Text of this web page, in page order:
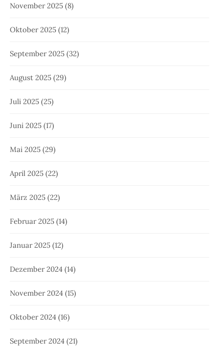
November 2025 (8)
Oktober 2025 (12)
September 2025 (32)
August 2025 (29)
Juli 2025 (25)
Juni 2025 (17)
Mai 2025 (29)
April 2025 (22)
März 2025 (22)
Februar 2025 (14)
Januar 2025 (12)
Dezember 2024 (14)
November 2024 (15)
Oktober 2024 (16)
September 2024 (21)